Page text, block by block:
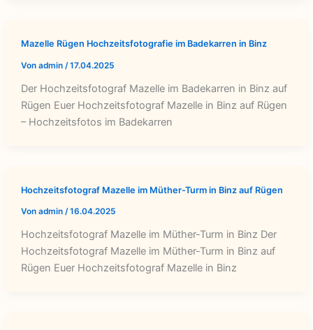
Mazelle Rügen Hochzeitsfotografie im Badekarren in Binz
Von admin /17.04.2025
Der Hochzeitsfotograf Mazelle im Badekarren in Binz auf
Rügen Euer Hochzeitsfotograf Mazelle in Binz auf Rügen
– Hochzeitsfotos im Badekarren
Hochzeitsfotograf Mazelle im Müther-Turm in Binz auf Rügen
Von admin /16.04.2025
Hochzeitsfotograf Mazelle im Müther-Turm in Binz Der
Hochzeitsfotograf Mazelle im Müther-Turm in Binz auf
Rügen Euer Hochzeitsfotograf Mazelle in Binz